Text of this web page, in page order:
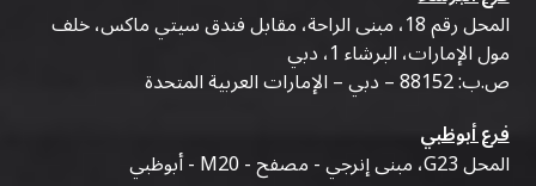
المحل رقم 18، مبنى الراحة، مقابل فندق سيتي ماكس، خلف
مول الإمارات، البرشاء 1، دبي
ص.ب: 88152 – دبي – الإمارات العربية المتحدة
فرع أبوظبي
المحل G23، مبنى إنرجي - مصفح - M20 - أبوظبي